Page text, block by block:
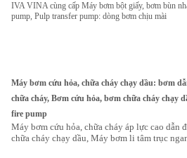
IVA VINA cùng cấp Máy bơm bột giấy, bơm bùn
pump, Pulp transfer pump: dòng bơm chịu mài
Máy bơm cứu hỏa, chữa cháy chạy dầu: bơm
chữa cháy, Bơm cứu hỏa, bơm chữa cháy chạy
fire pump
Máy bơm cứu hỏa, chữa cháy áp lực cao dẫn
chữa cháy chạy dầu, Máy bơm li tâm trục